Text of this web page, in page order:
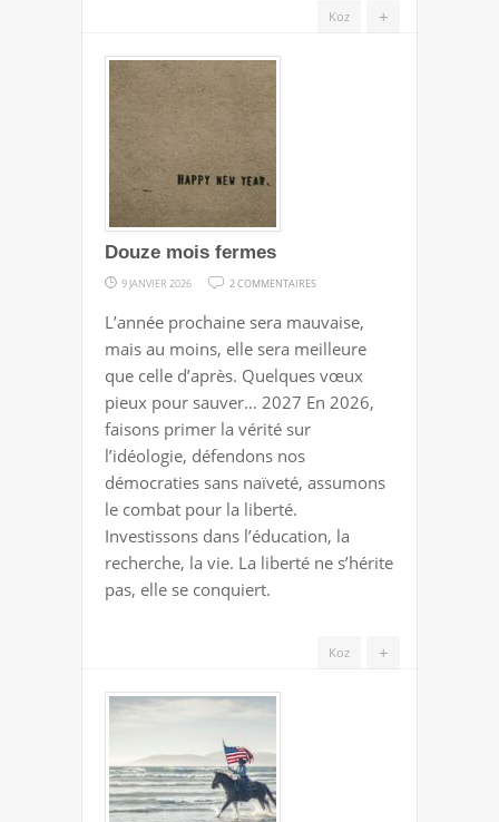
+
Koz
Douze mois fermes
9 JANVIER 2026 2 COMMENTAIRES
MOIS
FERMES
L’année prochaine sera mauvaise,
mais au moins, elle sera meilleure
que celle d’après. Quelques vœux
pieux pour sauver… 2027 En 2026,
faisons primer la vérité sur
l’idéologie, défendons nos
démocraties sans naïveté, assumons
le combat pour la liberté.
Investissons dans l’éducation, la
recherche, la vie. La liberté ne s’hérite
pas, elle se conquiert.
+
Koz